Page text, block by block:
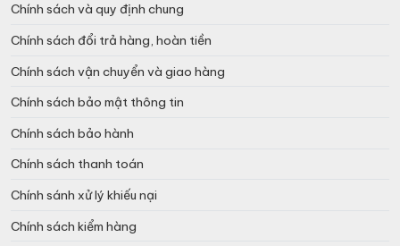
Chính sách và quy định chung
Chính sách đổi trả hàng, hoàn tiền
Chính sách vận chuyển và giao hàng
Chính sách bảo mật thông tin
Chính sách bảo hành
Chính sách thanh toán
Chính sánh xử lý khiếu nại
Chính sách kiểm hàng